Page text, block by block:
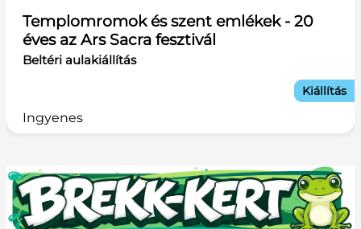
Templomromok és szent emlékek - 20
éves az Ars Sacra fesztivál
Beltéri aulakiállítás
Ingyenes
Kiállítás